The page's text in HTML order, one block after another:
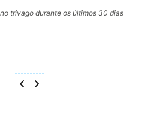
trivago durante os últimos 30 dias